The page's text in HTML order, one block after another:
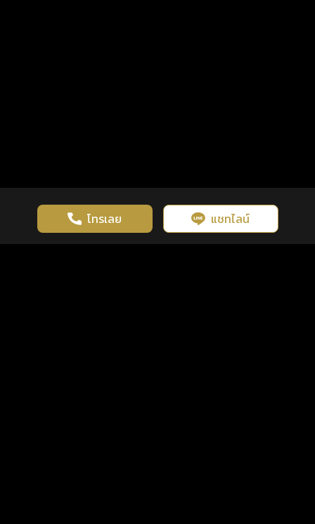
โทรเลย แชทไลน์
เว็บไซต์นี้มีการใช้งานคุกกี้ เพื่อเพิ่มประสิทธิภาพและประสบการณ์ที่ดี
ในการใช้งานเว็บไซต์ นโยบายความเป็นส่วนตัว
รู้ก่อน พร้อมกว่า ทุกจังหวะชีวิต คลิกดูดวงฟรี